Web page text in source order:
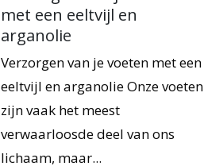
met een eeltvijl en
arganolie
Verzorgen van je voeten met een
eeltvijl en arganolie Onze voeten
zijn vaak het meest
verwaarloosde deel van ons
lichaam, maar...